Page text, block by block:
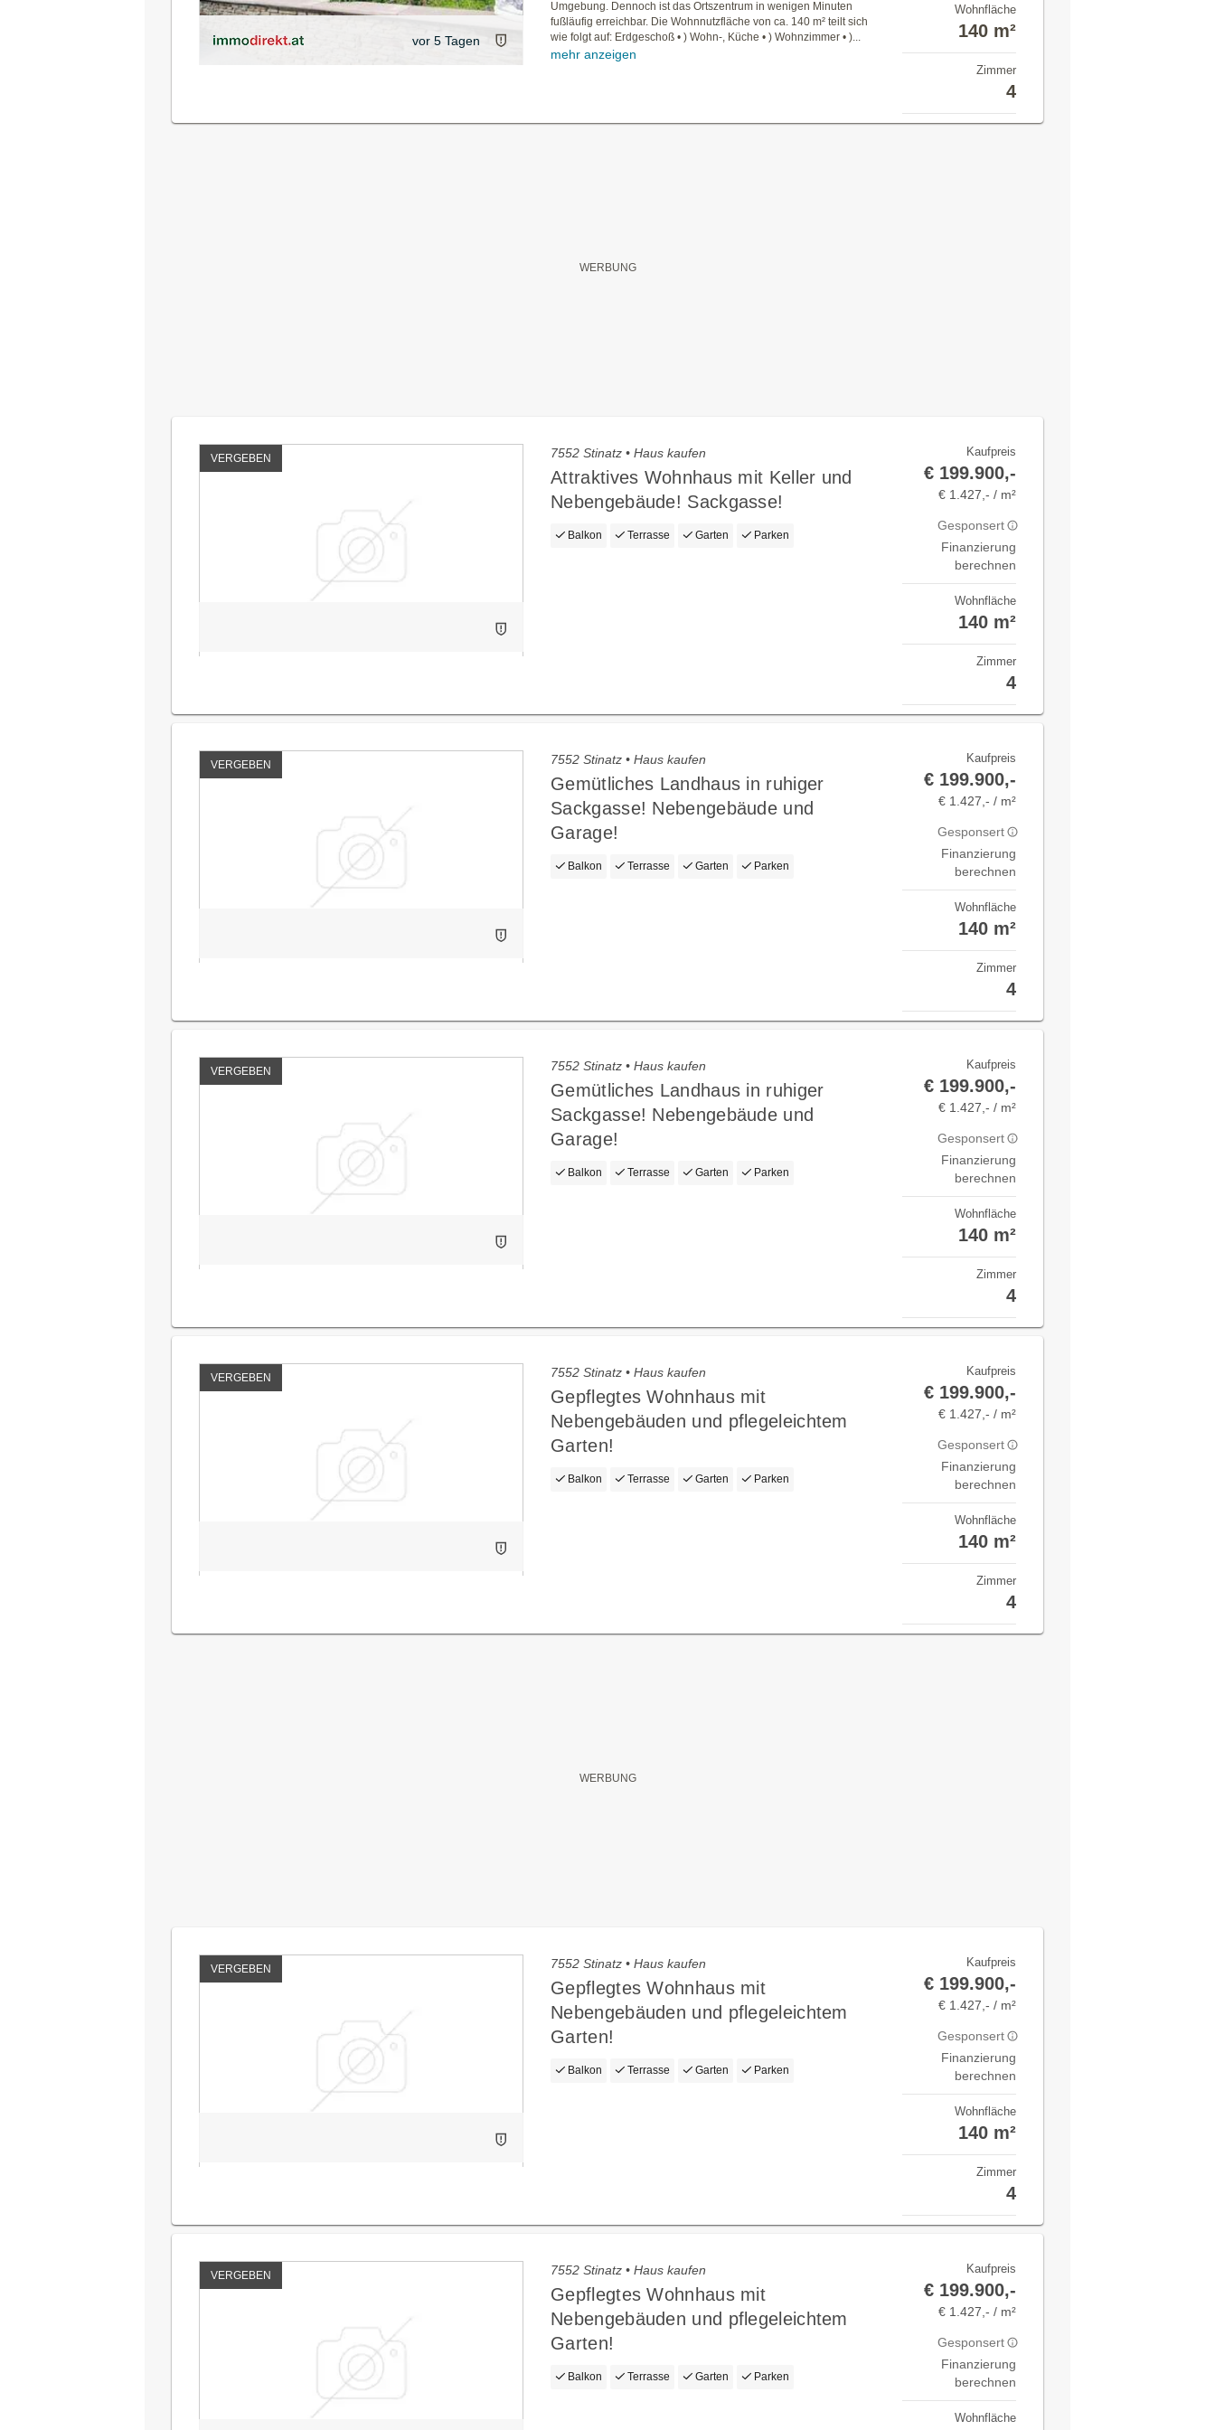
vor 5 Tagen
Umgebung. Dennoch ist das Ortszentrum in wenigen Minuten
fußläufig erreichbar. Die Wohnnutzfläche von ca. 140 m² teilt sich
wie folgt auf: Erdgeschoß • ) Wohn-, Küche • ) Wohnzimmer • )...
mehr anzeigen
Wohnfläche
140 m²
Zimmer
4
VERGEBEN 7552 Stinatz • Haus kaufen
Attraktives Wohnhaus mit Keller und
Nebengebäude! Sackgasse!
Balkon Terrasse Garten Parken
Kaufpreis
€ 199.900,-
€ 1.427,- / m²
Gesponsert
Finanzierung
berechnen
Wohnfläche
140 m²
Zimmer
4
VERGEBEN 7552 Stinatz • Haus kaufen
Gemütliches Landhaus in ruhiger
Sackgasse! Nebengebäude und
Garage!
Balkon Terrasse Garten Parken
Kaufpreis
€ 199.900,-
€ 1.427,- / m²
Gesponsert
Finanzierung
berechnen
Wohnfläche
140 m²
Zimmer
4
VERGEBEN 7552 Stinatz • Haus kaufen
Gemütliches Landhaus in ruhiger
Sackgasse! Nebengebäude und
Garage!
Balkon Terrasse Garten Parken
Kaufpreis
€ 199.900,-
€ 1.427,- / m²
Gesponsert
Finanzierung
berechnen
Wohnfläche
140 m²
Zimmer
4
VERGEBEN 7552 Stinatz • Haus kaufen
Gepflegtes Wohnhaus mit
Nebengebäuden und pflegeleichtem
Garten!
Balkon Terrasse Garten Parken
Kaufpreis
€ 199.900,-
€ 1.427,- / m²
Gesponsert
Finanzierung
berechnen
Wohnfläche
140 m²
Zimmer
4
VERGEBEN 7552 Stinatz • Haus kaufen
Gepflegtes Wohnhaus mit
Nebengebäuden und pflegeleichtem
Garten!
Balkon Terrasse Garten Parken
Kaufpreis
€ 199.900,-
€ 1.427,- / m²
Gesponsert
Finanzierung
berechnen
Wohnfläche
140 m²
Zimmer
4
VERGEBEN 7552 Stinatz • Haus kaufen
Gepflegtes Wohnhaus mit
Nebengebäuden und pflegeleichtem
Garten!
Balkon Terrasse Garten Parken
Kaufpreis
€ 199.900,-
€ 1.427,- / m²
Gesponsert
Finanzierung
berechnen
Wohnfläche